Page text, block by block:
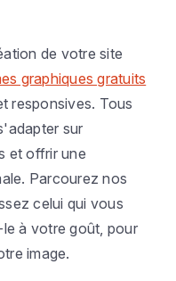
de votre site
graphiques gratuits
responsives. Tous
sur
et offrir une
Parcourez nos
celui qui vous
à votre goût, pour
image.